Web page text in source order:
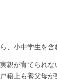
、小中学生を
親が育てられ
籍上も養父母が